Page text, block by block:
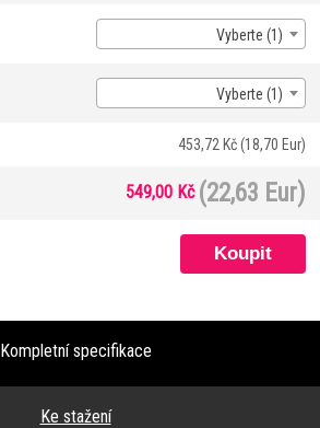
Vyberte (1)
Vyberte (1)
453,72 Kč(18,70 Eur)
549,00 Kč (22,63 Eur)
Kompletní specifikace
Ke stažení